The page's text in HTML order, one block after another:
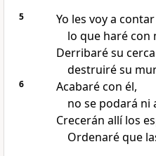
5
Yo les voy a contar
lo que haré con
Derribaré su
destruiré su
6
Acabaré con él,
no se podará ni
Crecerán allí los
Ordenaré que